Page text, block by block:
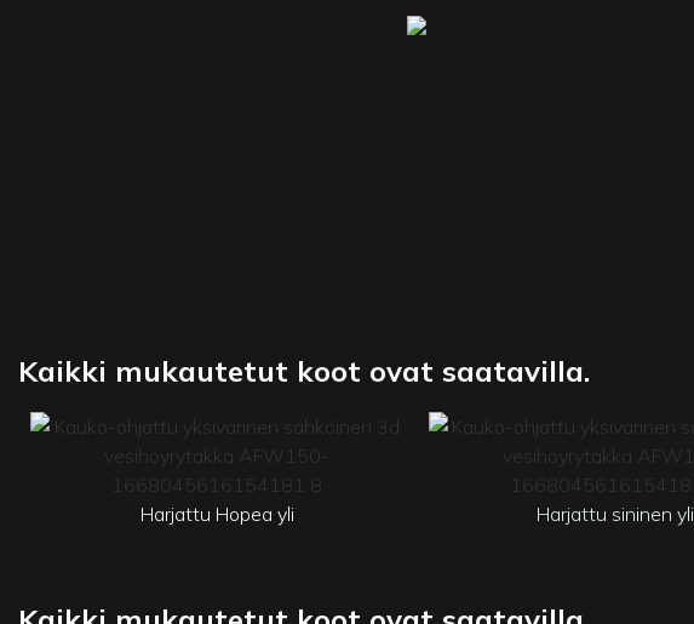
Kaikki mukautetut koot ovat saatavilla.
Harjattu Hopea yli Harjattu sininen yli